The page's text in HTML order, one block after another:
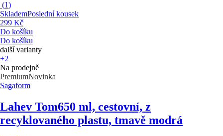
(1)
SklademPoslední kousek
299 Kč
Do košíku
Do košíku
další varianty
+2
Na prodejně
PremiumNovinka
Sagaform
Lahev Tom650 ml, cestovní, z
recyklovaného plastu, tmavě modrá